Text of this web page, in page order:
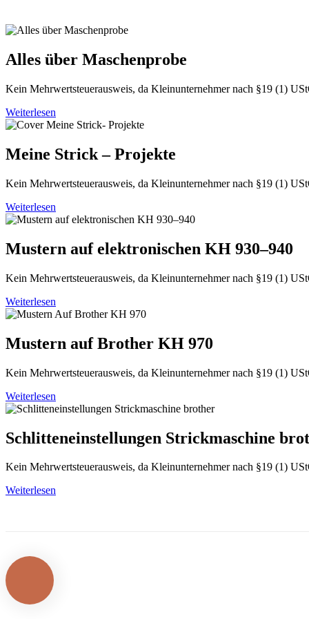
Alles über Maschenprobe
Kein Mehrwertsteuerausweis, da Kleinunternehmer nach §19 (1)
Weiterlesen
Meine Strick – Projekte
Kein Mehrwertsteuerausweis, da Kleinunternehmer nach §19 (1)
Weiterlesen
Mustern auf elektronischen KH 930–940
Kein Mehrwertsteuerausweis, da Kleinunternehmer nach §19 (1)
Weiterlesen
Mustern auf Brother KH 970
Kein Mehrwertsteuerausweis, da Kleinunternehmer nach §19 (1)
Weiterlesen
Schlitteneinstellungen Strickmaschine
Kein Mehrwertsteuerausweis, da Kleinunternehmer nach §19 (1)
Weiterlesen